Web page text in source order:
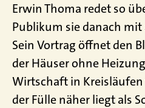
Erwin Thoma redet so
Publikum sie danach
Sein Vortrag öffnet den
der Häuser ohne
Wirtschaft in
der Fülle näher liegt als